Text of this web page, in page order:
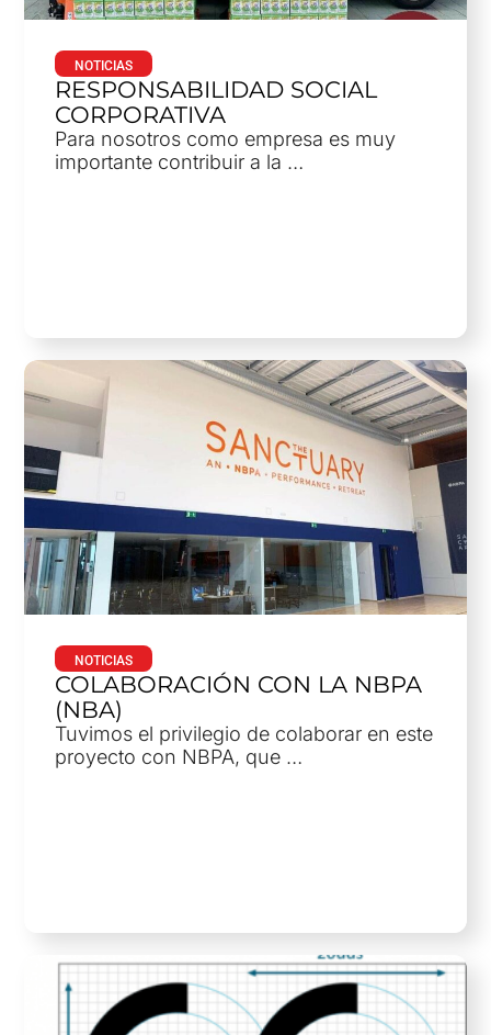
NOTICIAS
RESPONSABILIDAD SOCIAL
CORPORATIVA
Para nosotros como empresa es muy
importante contribuir a la …
NOTICIAS
COLABORACIÓN CON LA NBPA
(NBA)
Tuvimos el privilegio de colaborar en este
proyecto con NBPA, que …